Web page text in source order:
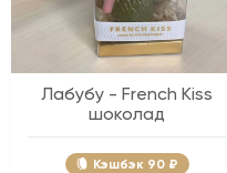
Лабубу - French Kiss
шоколад
Кэшбэк 90 ₽